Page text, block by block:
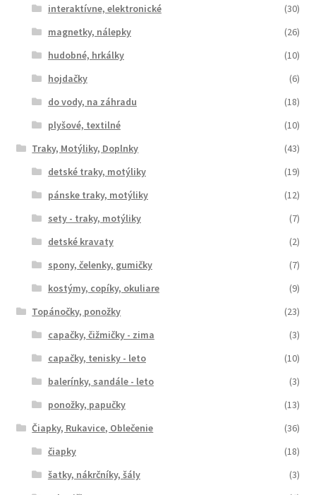
interaktívne, elektronické
(30)
magnetky, nálepky
(26)
hudobné, hrkálky
(10)
hojdačky
(6)
do vody, na záhradu
(18)
plyšové, textilné
(10)
Traky, Motýliky, Doplnky
(43)
detské traky, motýliky
(19)
pánske traky, motýliky
(12)
sety - traky, motýliky
(7)
detské kravaty
(2)
spony, čelenky, gumičky
(7)
kostýmy, copíky, okuliare
(9)
Topánočky, ponožky
(23)
capačky, čižmičky - zima
(3)
capačky, tenisky - leto
(10)
balerínky, sandále - leto
(3)
ponožky, papučky
(13)
Čiapky, Rukavice, Oblečenie
(36)
čiapky
(18)
šatky, nákrčníky, šály
(3)